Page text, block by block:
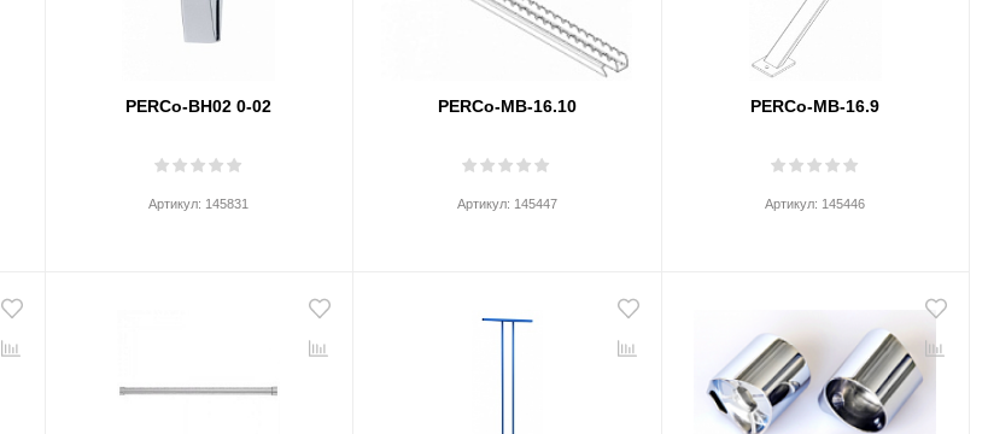
PERCo-BH02 0-02
Артикул: 145831
PERCo-MB-16.10
Артикул: 145447
PERCo-MB-16.9
Артикул: 145446